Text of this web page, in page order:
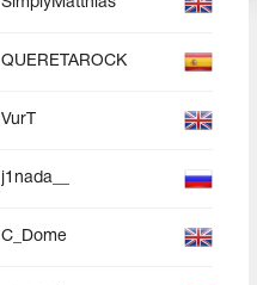
QUERETAROCK
VurT
j1nada__
C_Dome